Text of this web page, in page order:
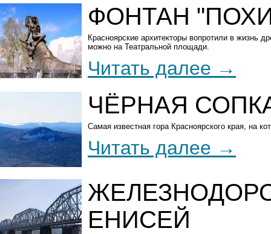
ФОНТАН
Красноярские архитекторы вопротили в жизнь
можно на Театральной площади.
Читать далее
ЧЁРНАЯ
Самая известная гора Красноярского края, на
Читать далее
ЕНИСЕЙ